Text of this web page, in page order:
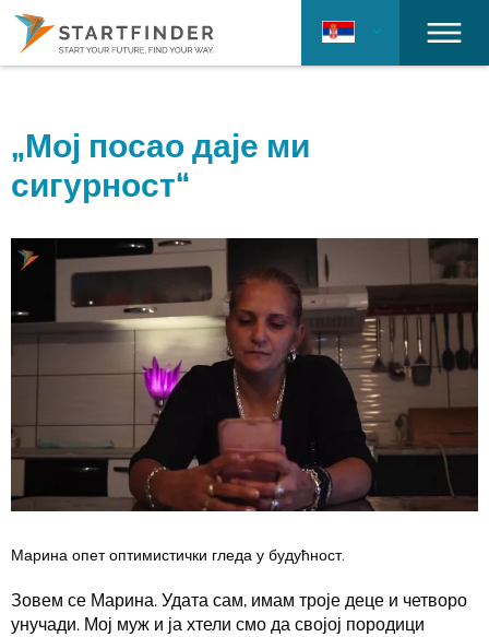
„Мој посао даје ми
сигурност“
Марина опет оптимистички гледа у будућност.
Зовем се Марина. Удата сам, имам троје деце и четворо
унучади. Мој муж и ја хтели смо да својој породици